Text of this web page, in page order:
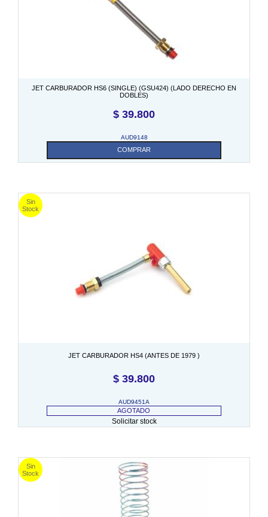
JET CARBURADOR HS6 (SINGLE) (GSU424) (LADO DERECHO EN
DOBLES)
$ 39.800
AUD9148
COMPRAR
JET CARBURADOR HS4 (ANTES DE 1979 )
$ 39.800
AUD9451A
AGOTADO
Solicitar stock